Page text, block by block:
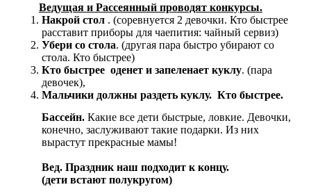
Ведущая и Рассеянный проводят конкурсы.
Накрой стол . (соревнуется 2 девочки. Кто быстрее
расставит приборы для чаепития: чайный сервиз)
Убери со стола. (другая пара быстро убирают со
стола. Кто быстрее)
Кто быстрее оденет и запеленает куклу. (пара
девочек),
Мальчики должны раздеть куклу. Кто быстрее.
Бассейн.Какие все дети быстрые, ловкие. Девочки,
конечно, заслуживают такие подарки. Из них
вырастут прекрасные мамы!
Вед. Праздник наш подходит к концу.
(дети встают полукругом)